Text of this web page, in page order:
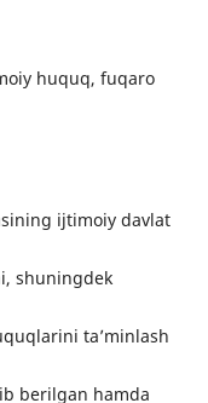
huquq, fuqaro
ijtimoiy davlat
shuningdek
ta’minlash
berilgan hamda